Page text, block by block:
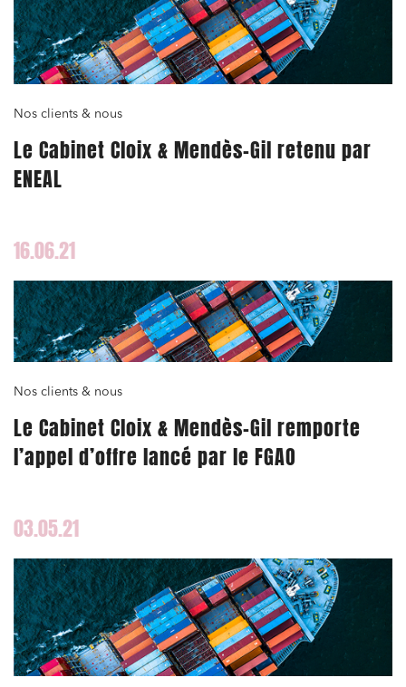
Nos clients & nous
Le Cabinet Cloix & Mendès-Gil retenu par
ENEAL
16.06.21
Nos clients & nous
Le Cabinet Cloix & Mendès-Gil remporte
l’appel d’offre lancé par le FGAO
03.05.21